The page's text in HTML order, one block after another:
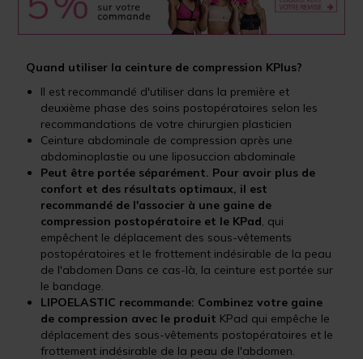
Quand utiliser la ceinture de compression KPlus?
Il est recommandé d'utiliser dans la première et
deuxième phase des soins postopératoires selon les
recommandations de votre chirurgien plasticien
Ceinture abdominale de compression après une
abdominoplastie ou une liposuccion abdominale
Peut être portée séparément. Pour avoir plus de
confort et des résultats optimaux, il est
recommandé de l'associer à une gaine de
compression postopératoire et le KPad, qui
empêchent le déplacement des sous-vêtements
postopératoires et le frottement indésirable de la peau
de l'abdomen Dans ce cas-là, la ceinture est portée sur
le bandage.
LIPOELASTIC recommande: Combinez votre gaine
de compression avec le produit KPad qui empêche le
déplacement des sous-vêtements postopératoires et le
frottement indésirable de la peau de l'abdomen.